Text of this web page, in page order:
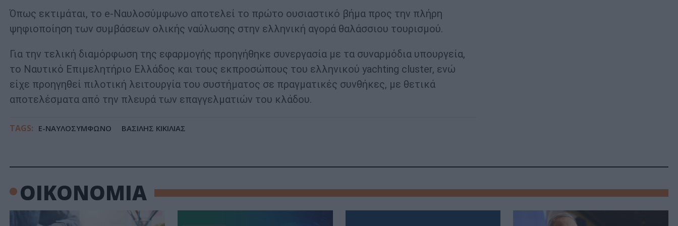
Όπως εκτιμάται, το e-Ναυλοσύμφωνο αποτελεί το πρώτο ουσιαστικό βήμα προς την πλήρη
ψηφιοποίηση των συμβάσεων ολικής ναύλωσης στην ελληνική αγορά θαλάσσιου τουρισμού.
Για την τελική διαμόρφωση της εφαρμογής προηγήθηκε συνεργασία με τα συναρμόδια υπουργεία,
το Ναυτικό Επιμελητήριο Ελλάδος και τους εκπροσώπους του ελληνικού yachting cluster, ενώ
είχε προηγηθεί πιλοτική λειτουργία του συστήματος σε πραγματικές συνθήκες, με θετικά
αποτελέσματα από την πλευρά των επαγγελματιών του κλάδου.
TAGS: E-ΝΑΥΛΟΣΥΜΦΩΝΟ ΒΑΣΙΛΗΣ ΚΙΚΙΛΙΑΣ
ΟΙΚΟΝΟΜΙΑ